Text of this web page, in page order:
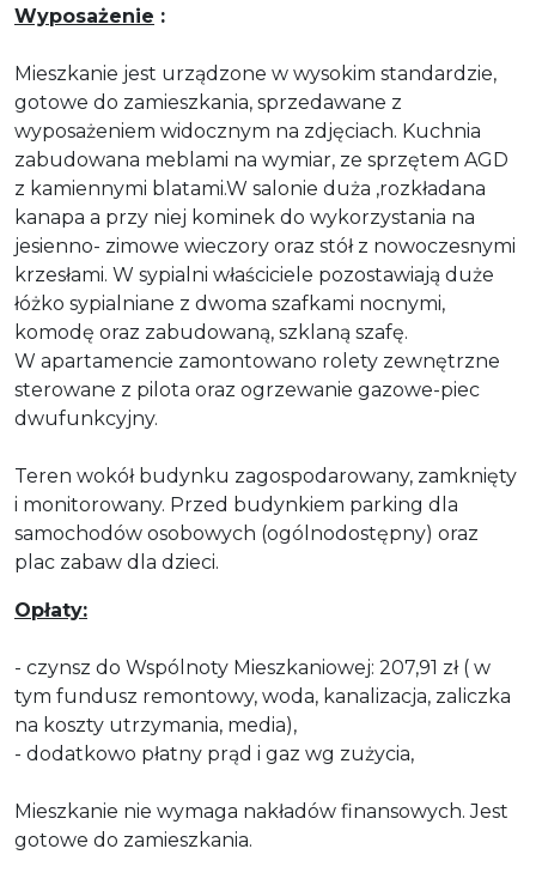
Wyposażenie :
Mieszkanie jest urządzone w wysokim standardzie,
gotowe do zamieszkania, sprzedawane z
wyposażeniem widocznym na zdjęciach. Kuchnia
zabudowana meblami na wymiar, ze sprzętem AGD
z kamiennymi blatami.W salonie duża ,rozkładana
kanapa a przy niej kominek do wykorzystania na
jesienno- zimowe wieczory oraz stół z nowoczesnymi
krzesłami. W sypialni właściciele pozostawiają duże
łóżko sypialniane z dwoma szafkami nocnymi,
komodę oraz zabudowaną, szklaną szafę.
W apartamencie zamontowano rolety zewnętrzne
sterowane z pilota oraz ogrzewanie gazowe-piec
dwufunkcyjny.
Teren wokół budynku zagospodarowany, zamknięty
i monitorowany. Przed budynkiem parking dla
samochodów osobowych (ogólnodostępny) oraz
plac zabaw dla dzieci.
Opłaty:
- czynsz do Wspólnoty Mieszkaniowej: 207,91 zł ( w
tym fundusz remontowy, woda, kanalizacja, zaliczka
na koszty utrzymania, media),
- dodatkowo płatny prąd i gaz wg zużycia,
Mieszkanie nie wymaga nakładów finansowych. Jest
gotowe do zamieszkania.